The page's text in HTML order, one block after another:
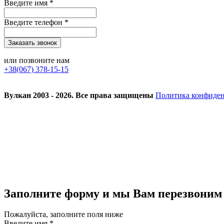
Введите имя *
Введите телефон *
или позвоните нам
+38(067) 378-15-15
Вулкан 2003 - 2026. Все права защищены Политика
Заполните форму и мы Вам перезвоним
Пожалуйста, заполните поля ниже